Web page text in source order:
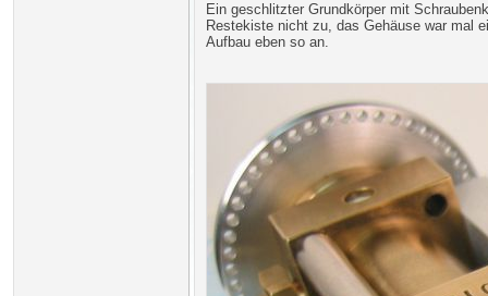
Ein geschlitzter Grundkörper mit
Restekiste nicht zu, das Gehäuse war mal
Aufbau eben so an.